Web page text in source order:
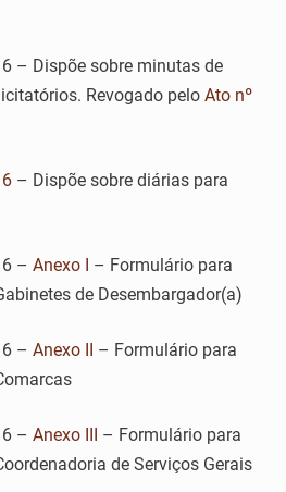
– Dispõe sobre minutas de
Revogado pelo Ato nº
– Dispõe sobre diárias para
– Anexo I – Formulário para
de Desembargador(a)
– Anexo II – Formulário para
– Anexo III – Formulário para
de Serviços Gerais